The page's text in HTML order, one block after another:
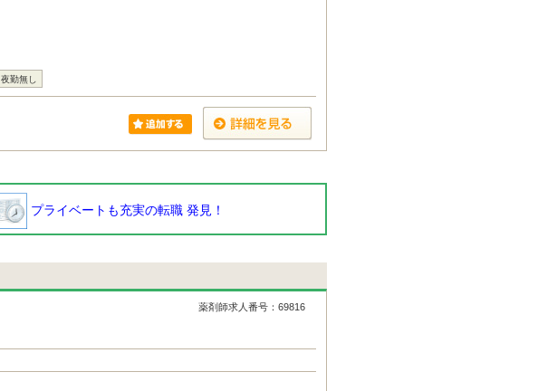
夜勤無し
プライベートも充実の転職 発見！
薬剤師求人番号：69816